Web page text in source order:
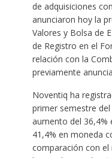
de adquisiciones
anunciaron hoy la
Valores y Bolsa de
de Registro en el
relación con la
previamente
Noventiq ha
primer semestre
aumento del 36,4%
41,4% en moneda
comparación con